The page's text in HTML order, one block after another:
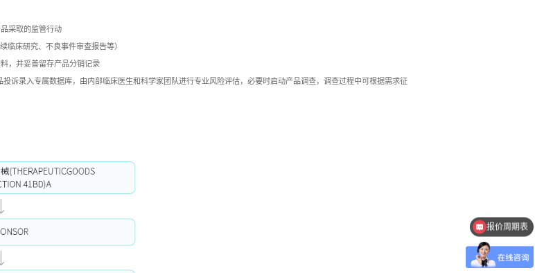
采取的监管行动
临床研究、不良事件审查报告等）
，并妥善留存产品分销记录
诉录入专属数据库，由内部临床医生和科学家团队进行专业风险评估，必要时启动产品调查，调查过程中可根据需求征
报价周期表